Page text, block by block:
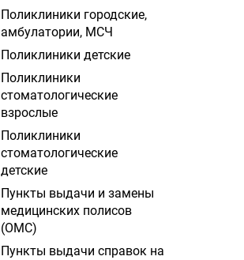
Поликлиники городские,
амбулатории, МСЧ
Поликлиники детские
Поликлиники
стоматологические
взрослые
Поликлиники
стоматологические
детские
Пункты выдачи и замены
медицинских полисов
(ОМС)
Пункты выдачи справок на